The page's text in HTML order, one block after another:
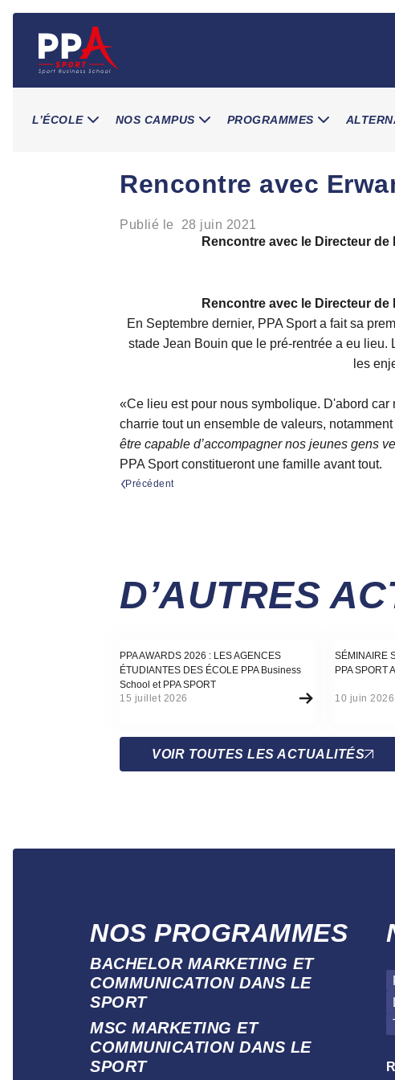
content
L’ÉCOLE NOS CAMPUS PROGRAMMES
Rencontre avec
Publié le 28 juin 2021
Rencontre avec le Directeur
Rencontre avec le Directeur
En Septembre dernier, PPA Sport a fait sa
stade Jean Bouin que le pré-rentrée a eu
les
«Ce lieu est pour nous symbolique. D'abord
charrie tout un ensemble de valeurs,
être capable d’accompagner nos jeunes gens
PPA Sport constitueront une famille avant tout.
Précédent
D’AUTRES
Actualité
PPA AWARDS 2026 : LES AGENCES
ÉTUDIANTES DES ÉCOLE PPA Business
School et PPA SPORT
15 juillet 2026
Actualité
SÉMINAIRE
PPA SPORT
10 juin 2026
VOIR TOUTES LES ACTUALITÉS
NOS PROGRAMMES
BACHELOR MARKETING ET
COMMUNICATION DANS LE
SPORT
MSC MARKETING ET
COMMUNICATION DANS LE
SPORT